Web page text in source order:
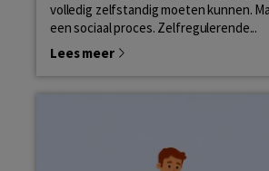
volledig zelfstandig moeten kunnen.
een sociaal proces. Zelfregulerende...
Lees meer